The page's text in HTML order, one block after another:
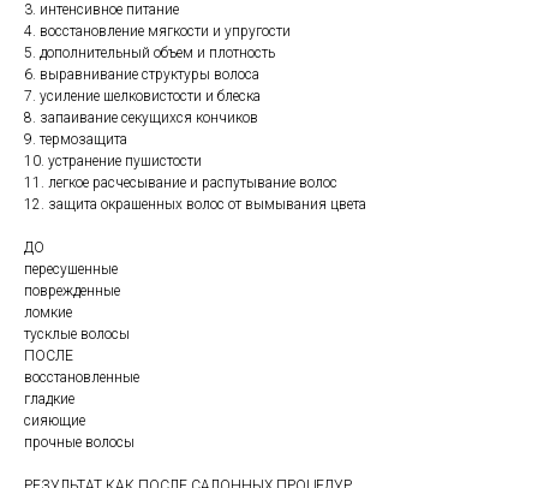
3. интенсивное питание
4. восстановление мягкости и упругости
5. дополнительный объем и плотность
6. выравнивание структуры волоса
7. усиление шелковистости и блеска
8. запаивание секущихся кончиков
9. термозащита
10. устранение пушистости
11. легкое расчесывание и распутывание волос
12. защита окрашенных волос от вымывания цвета
ДО
пересушенные
поврежденные
ломкие
тусклые волосы
ПОСЛЕ
восстановленные
гладкие
сияющие
прочные волосы